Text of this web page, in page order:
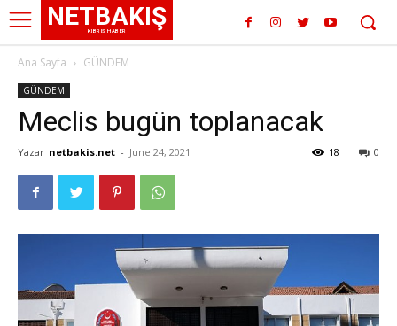
NETBAKIŞ
KIBRIS HABER
Ana Sayfa GÜNDEM
GÜNDEM
Meclis bugün toplanacak
Yazar netbakis.net - June 24, 2021 0
18